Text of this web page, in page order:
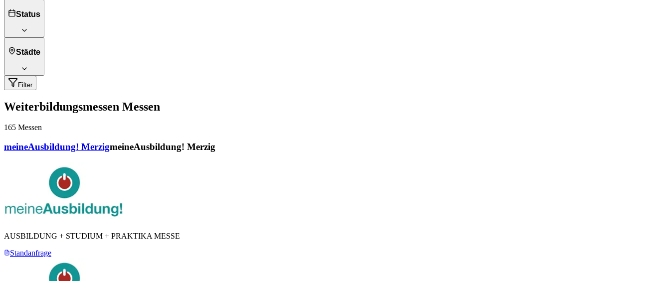
Status
Städte
Filter
Weiterbildungsmessen Messen
165 Messen
meineAusbildung! MerzigmeineAusbildung! Merzig
AUSBILDUNG + STUDIUM + PRAKTIKA MESSE
Standanfrage